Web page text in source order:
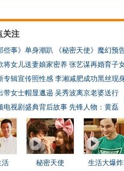
关注
些事》单身潮趴
《秘密天使》魔幻预
将女儿送妻娘家密养 张艺谋再婚育子
专辑宣传照性感 李湘减肥成功黑丝现
带女士帽显邋遢 吴秀波离京老婆送行
电视剧盛典背后故事 先锋人物：黄磊
活 秘密天使 生活大爆炸